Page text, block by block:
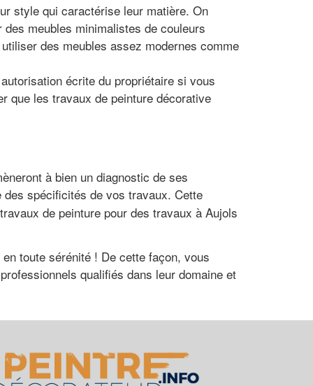
style qui caractérise leur matière. On
meubles minimalistes de couleurs
des meubles assez modernes comme
écrite du propriétaire si vous
que les travaux de peinture décorative
à bien un diagnostic de ses
des spécificités de vos travaux. Cette
de peinture pour des travaux à Aujols
toute sérénité ! De cette façon, vous
qualifiés dans leur domaine et